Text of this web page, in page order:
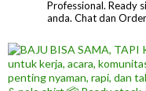
Professional. Ready
anda. Chat dan